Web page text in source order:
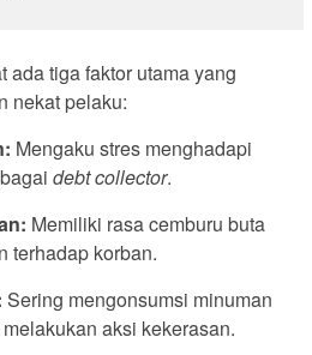
ada tiga faktor utama yang
nekat pelaku:
Mengaku stres menghadapi
debt collector.
Memiliki rasa cemburu buta
terhadap korban.
Sering mengonsumsi minuman
aksi kekerasan.